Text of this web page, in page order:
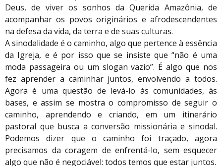
Deus, de viver os sonhos da Querida Amazônia, de
acompanhar os povos originários e afrodescendentes
na defesa da vida, da terra e de suas culturas.
A sinodalidade é o caminho, algo que pertence à essência
da Igreja, e é por isso que se insiste que “não é uma
moda passageira ou um slogan vazio”. É algo que nos
fez aprender a caminhar juntos, envolvendo a todos.
Agora é uma questão de levá-lo às comunidades, às
bases, e assim se mostra o compromisso de seguir o
caminho, aprendendo e criando, em um itinerário
pastoral que busca a conversão missionária e sinodal.
Podemos dizer que o caminho foi traçado, agora
precisamos da coragem de enfrentá-lo, sem esquecer
algo que não é negociável: todos temos que estar juntos.